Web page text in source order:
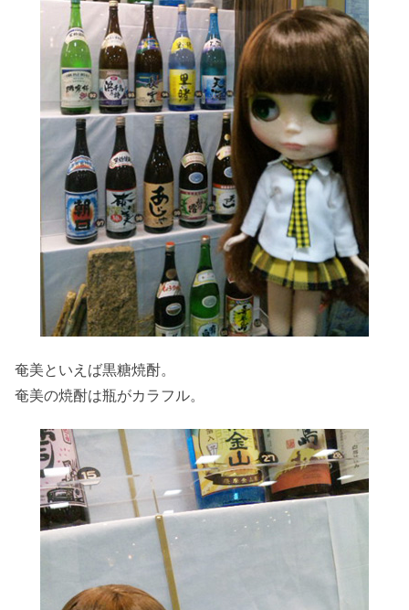
奄美といえば黒糖焼酎。
奄美の焼酎は瓶がカラフル。